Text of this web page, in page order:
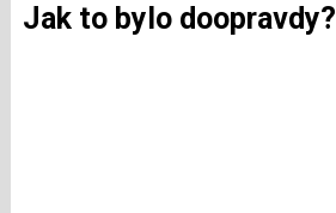
Jak to bylo doopravdy?